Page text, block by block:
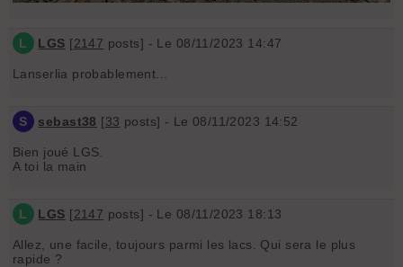
L LGS [2147 posts] - Le 08/11/2023 14:47
Lanserlia probablement...
S sebast38 [33 posts] - Le 08/11/2023 14:52
Bien joué LGS.
A toi la main
L LGS [2147 posts] - Le 08/11/2023 18:13
Allez, une facile, toujours parmi les lacs. Qui sera le plus
rapide ?